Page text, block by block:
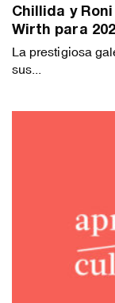
Chillida y
Wirth para
La prestigiosa
sus...